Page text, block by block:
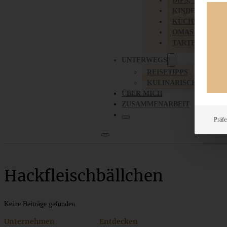
UNTERWEGS
REISETIPPS
KULINARISCH
ÜBER MICH
ZUSAMMENARBEIT
Hackfleischbällchen
Keine Beiträge gefunden
Unternehmen Entdecken